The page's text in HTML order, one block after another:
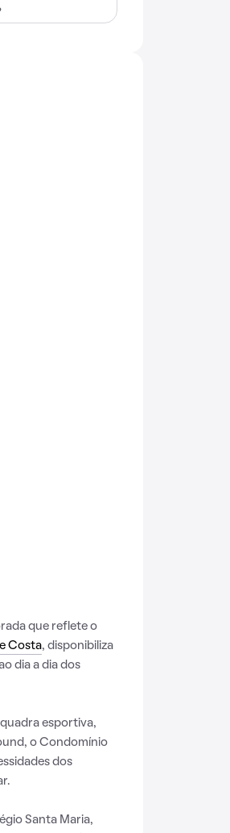
que reflete o
Costa, disponibiliza
dia a dia dos
esportiva,
o Condomínio
dos
Santa Maria,